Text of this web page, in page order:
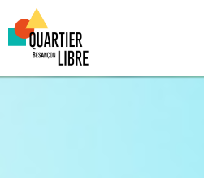
Panneau de gestion des cookies